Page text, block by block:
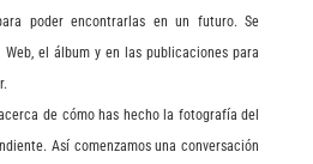
poder encontrarlas en un futuro. Se
el álbum y en las publicaciones para
de cómo has hecho la fotografía del
Así comenzamos una conversación